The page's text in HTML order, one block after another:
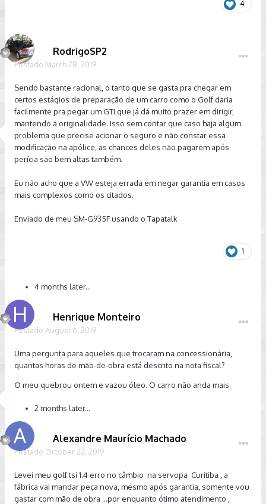
4
RodrigoSP2
Postado March 28, 2019
Sendo bastante racional, o tanto que se gasta pra chegar em
certos estágios de preparação de um carro como o Golf daria
facilmente pra pegar um GTI que já dá muito prazer em dirigir,
mantendo a originalidade. Isso sem contar que caso haja algum
problema que precise acionar o seguro e não constar essa
modificação na apólice, as chances deles não pagarem após
perícia são bem altas também.
Eu não acho que a VW esteja errada em negar garantia em casos
mais complexos como os citados.
Enviado de meu SM-G935F usando o Tapatalk
1
4 months later...
Henrique Monteiro
Postado August 6, 2019
Uma pergunta para aqueles que trocaram na concessionária,
quantas horas de mão-de-obra está descrito na nota fiscal?
O meu quebrou ontem e vazou óleo. O carro não anda mais.
2 months later...
Alexandre Maurício Machado
Postado October 22, 2019
Levei meu golf tsi 1.4 erro no câmbio na servopa Curitiba , a
fábrica vai mandar peça nova, mesmo após garantia, somente vou
gastar com mão de obra ...por enquanto ótimo atendimento ,